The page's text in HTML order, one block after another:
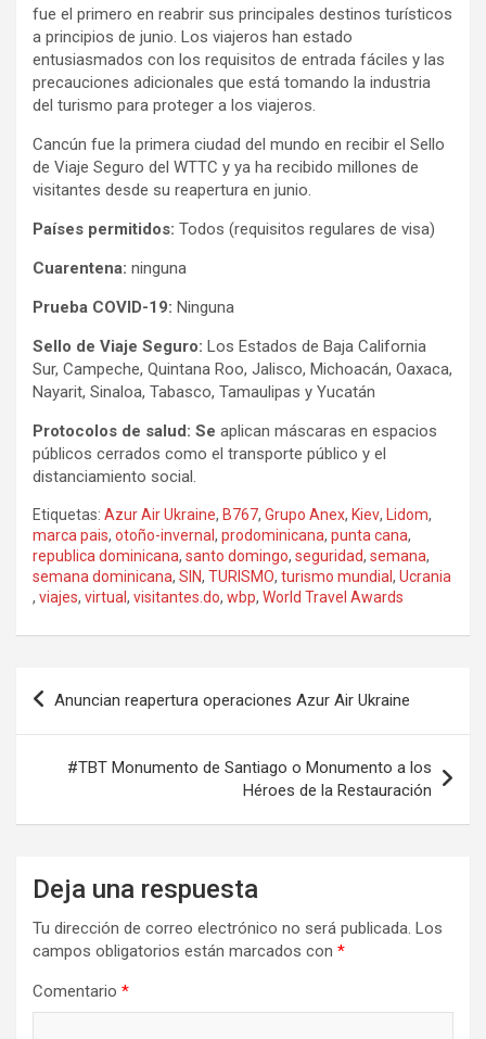
fue el primero en reabrir sus principales destinos turísticos
a principios de junio. Los viajeros han estado
entusiasmados con los requisitos de entrada fáciles y las
precauciones adicionales que está tomando la industria
del turismo para proteger a los viajeros.
Cancún fue la primera ciudad del mundo en recibir el Sello
de Viaje Seguro del WTTC y ya ha recibido millones de
visitantes desde su reapertura en junio.
Países permitidos: Todos (requisitos regulares de visa)
Cuarentena: ninguna
Prueba COVID-19: Ninguna
Sello de Viaje Seguro: Los Estados de Baja California
Sur, Campeche, Quintana Roo, Jalisco, Michoacán, Oaxaca,
Nayarit, Sinaloa, Tabasco, Tamaulipas y Yucatán
Protocolos de salud: Se aplican máscaras en espacios
públicos cerrados como el transporte público y el
distanciamiento social.
Etiquetas: Azur Air Ukraine, B767, Grupo Anex, Kiev, Lidom,
marca pais, otoño-invernal , prodominicana, punta cana,
republica dominicana, santo domingo, seguridad, semana,
semana dominicana, SIN, TURISMO, turismo mundial , Ucrania
, viajes, virtual , visitantes.do, wbp, World Travel Awards
Navegación
entradas
Anuncian reapertura operaciones Azur Air Ukraine
#TBT Monumento de Santiago o Monumento a los
Héroes de la Restauración
Deja una respuesta
Tu dirección de correo electrónico no será publicada. Los
campos obligatorios están marcados con *
Comentario *